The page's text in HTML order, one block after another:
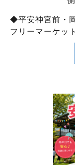
◆平安神宮前・
フリーマーケッ